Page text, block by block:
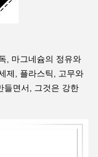
, 마그네슘의 정유와
제, 플라스틱, 고무와
들면서, 그것은 강한